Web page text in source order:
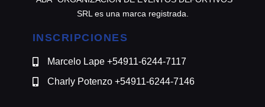
SRL es una marca registrada.
INSCRIPCIONES
Marcelo Lape +54911-6244-7117
Charly Potenzo +54911-6244-7146